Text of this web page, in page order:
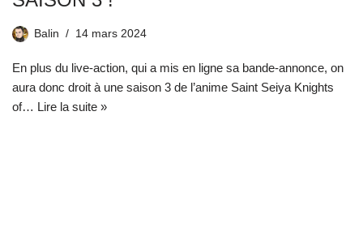
Balin 14 mars 2024
En plus du live-action, qui a mis en ligne sa bande-annonce, on
aura donc droit à une saison 3 de l’anime Saint Seiya Knights
of… Lire la suite »